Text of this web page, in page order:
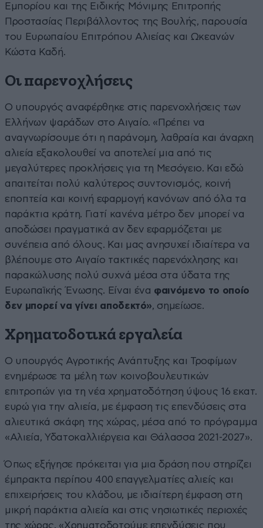
Εμπορίου και της Ειδικής Μόνιμης Επιτροπής
Προστασίας Περιβάλλοντος της Βουλής, παρουσία
του Ευρωπαίου Επιτρόπου Αλιείας και Ωκεανών
Κώστα Καδή.
Οι παρενοχλήσεις
O υπουργός αναφέρθηκε στις παρενοχλήσεις των
Ελλήνων ψαράδων στο Αιγαίο. «Πρέπει να
αναγνωρίσουμε ότι η παράνομη, λαθραία και άναρχη
αλιεία εξακολουθεί να αποτελεί μια από τις
μεγαλύτερες προκλήσεις για τη Μεσόγειο. Και εδώ
απαιτείται πολύ καλύτερος συντονισμός, κοινή
εποπτεία και κοινή εφαρμογή κανόνων από όλα τα
παράκτια κράτη. Γιατί κανένα μέτρο δεν μπορεί να
αποδώσει πραγματικά αν δεν εφαρμόζεται με
συνέπεια από όλους. Και μας ανησυχεί ιδιαίτερα να
βλέπουμε στο Αιγαίο τακτικές παρενόχλησης και
παρακώλυσης πολύ συχνά μέσα στα ύδατα της
Ευρωπαϊκής Ένωσης. Είναι ένα φαινόμενο το οποίο
δεν μπορεί να γίνει αποδεκτό», σημείωσε.
Χρηματοδοτικά εργαλεία
Ο υπουργός Αγροτικής Ανάπτυξης και Τροφίμων
ενημέρωσε τα μέλη των κοινοβουλευτικών
επιτροπών για τη νέα χρηματοδότηση ύψους 16 εκατ.
ευρώ για την αλιεία, με έμφαση τις επενδύσεις στα
αλιευτικά σκάφη της χώρας, μέσα από το πρόγραμμα
«Αλιεία, Υδατοκαλλιέργεια και Θάλασσα 2021-2027».
Όπως εξήγησε πρόκειται για μια δράση που στηρίζει
έμπρακτα περίπου 400 επαγγελματίες αλιείς και
επιχειρήσεις του κλάδου, με ιδιαίτερη έμφαση στη
μικρή παράκτια αλιεία και στις νησιωτικές περιοχές
της χώρας. «Χρηματοδοτούμε επενδύσεις που